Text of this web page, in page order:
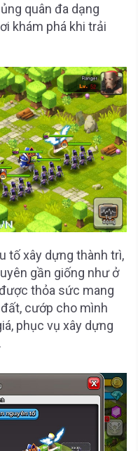
quân đa dạng
khám phá khi trải
tố xây dựng thành trì,
gần giống như ở
thỏa sức mang
cướp cho mình
phục vụ xây dựng